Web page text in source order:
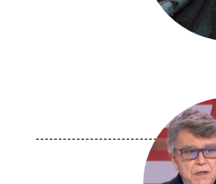
principale
médiatique